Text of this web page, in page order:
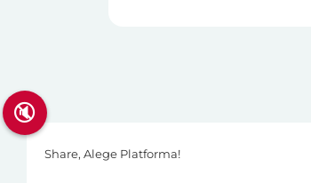
Share, Alege Platforma!
🔇